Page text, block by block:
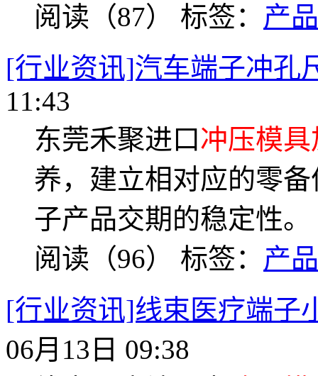
阅读（87） 标签： 产品
[行业资讯]汽车端子冲孔
11:43
东莞禾聚进口冲压模具
养，建立相对应的零
子产品交期的稳定性。
阅读（96） 标签： 产品
[行业资讯]线束医疗端子
06月13日 09:38